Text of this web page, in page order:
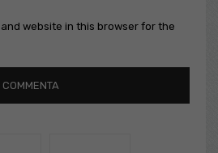
and website in this browser for the